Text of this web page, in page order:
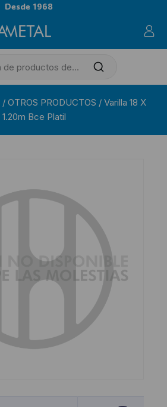
Desde 1968
/ OTROS PRODUCTOS / Varilla 18 X
1.20m Bce Platil